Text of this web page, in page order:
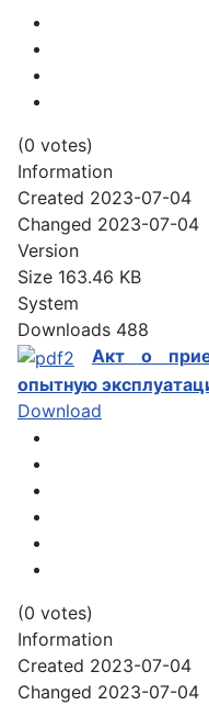
(0 votes)
Information
Created 2023-07-04
Changed 2023-07-04
Version
Size 163.46 KB
System
Downloads 488
Акт о
опытную
Download
(0 votes)
Information
Created 2023-07-04
Changed 2023-07-04